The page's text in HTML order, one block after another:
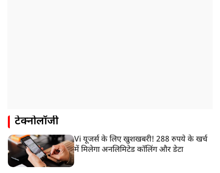
टेक्नोलॉजी
Vi यूजर्स के लिए खुशखबरी! 288 रुपये के खर्च
में मिलेगा अनलिमिटेड कॉलिंग और डेटा